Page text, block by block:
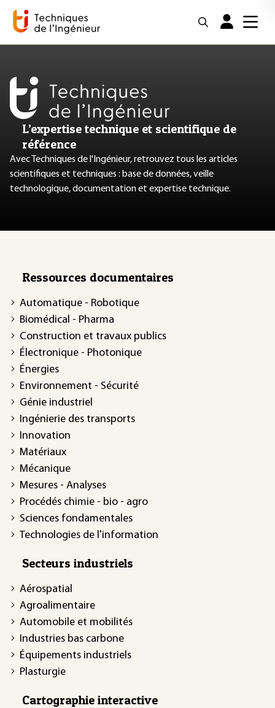
L’expertise technique et scientifique de
référence
Avec Techniques de l'Ingénieur, retrouvez tous les articles
scientifiques et techniques : base de données, veille
technologique, documentation et expertise technique.
Ressources documentaires
Automatique - Robotique
Biomédical - Pharma
Construction et travaux publics
Électronique - Photonique
Énergies
Environnement - Sécurité
Génie industriel
Ingénierie des transports
Innovation
Matériaux
Mécanique
Mesures - Analyses
Procédés chimie - bio - agro
Sciences fondamentales
Technologies de l'information
Secteurs industriels
Aérospatial
Agroalimentaire
Automobile et mobilités
Industries bas carbone
Équipements industriels
Plasturgie
Cartographie interactive